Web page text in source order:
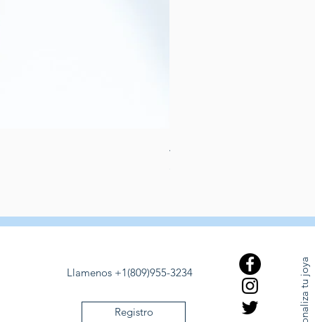
Aretes de perlas de rio
Personaliza tu joya
Llamenos +1(809)955-3234
Registro